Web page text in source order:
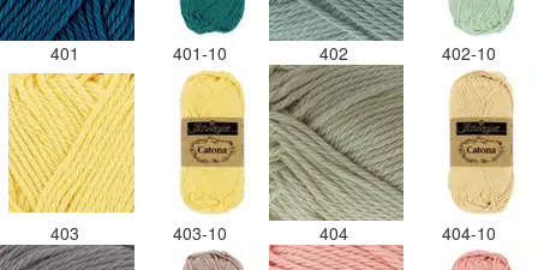
401 401-10 402 402-10
403 403-10 404 404-10